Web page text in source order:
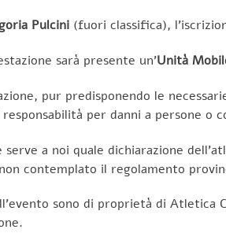
Pulcini (fuori classifica),
sarà presente un’Unità
pur predisponendo le
per danni a persone o
serve a noi quale dichiarazione
contemplato il regolamento
sono di proprietà di Atletica